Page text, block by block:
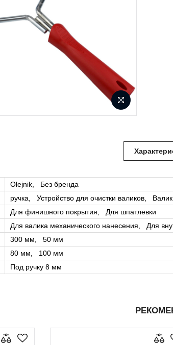
Olejnik, Без бренда
ручка, Устройство для очистки валиков, Валик
Для финишного покрытия, Для шпатлевки
Для валика механического нанесения, Для
300 мм, 50 мм
80 мм, 100 мм
Под ручку 8 мм